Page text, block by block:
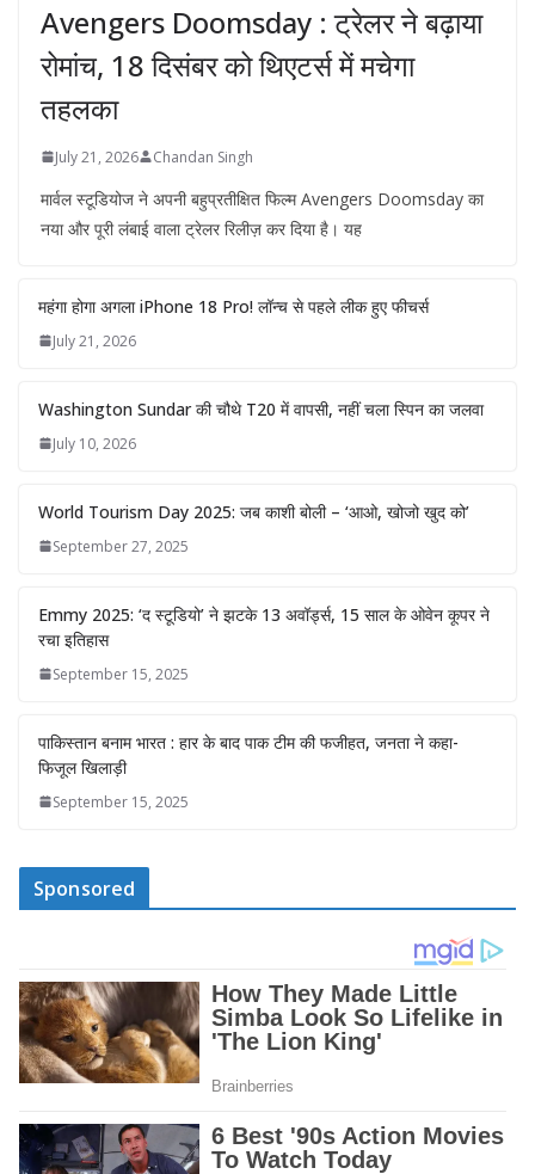
Avengers Doomsday : ट्रेलर ने बढ़ाया
रोमांच, 18 दिसंबर को थिएटर्स में मचेगा
तहलका
July 21, 2026 Chandan Singh
मार्वल स्टूडियोज ने अपनी बहुप्रतीक्षित फिल्म Avengers Doomsday का
नया और पूरी लंबाई वाला ट्रेलर रिलीज़ कर दिया है। यह
महंगा होगा अगला iPhone 18 Pro! लॉन्च से पहले लीक हुए फीचर्स
July 21, 2026
Washington Sundar की चौथे T20 में वापसी, नहीं चला स्पिन का जलवा
July 10, 2026
World Tourism Day 2025: जब काशी बोली – ‘आओ, खोजो खुद को’
September 27, 2025
Emmy 2025: ‘द स्टूडियो’ ने झटके 13 अवॉर्ड्स, 15 साल के ओवेन कूपर ने
रचा इतिहास
September 15, 2025
पाकिस्तान बनाम भारत : हार के बाद पाक टीम की फजीहत, जनता ने कहा-
फिजूल खिलाड़ी
September 15, 2025
Sponsored